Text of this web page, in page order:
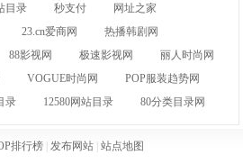
目录 秒支付
网址之家
23.cn爱商网
热播韩剧网
88影视网 极速影视网
丽人时尚网
VOGUE时尚网
POP服装趋势网
录 12580网站目录 80分类目录网
排行榜| 发布网站| 站点地图